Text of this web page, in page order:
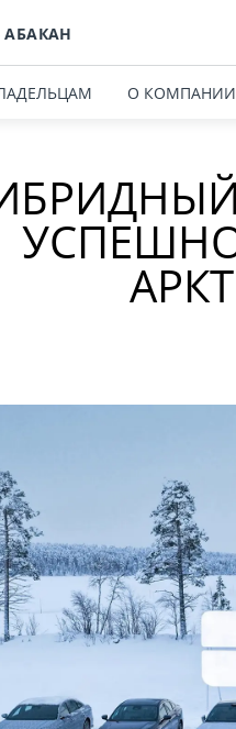
О КОМПАНИИ